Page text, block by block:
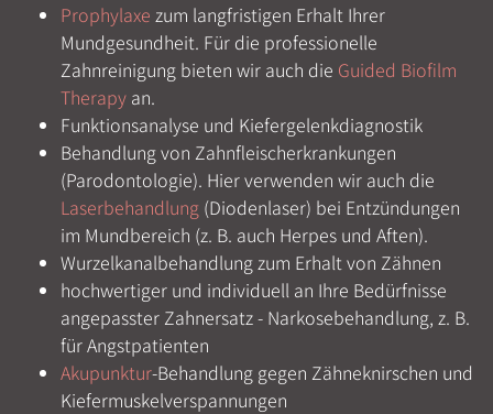
Prophylaxe zum langfristigen Erhalt Ihrer
Mundgesundheit. Für die professionelle
Zahnreinigung bieten wir auch die Guided Biofilm
Therapy an.
Funktionsanalyse und Kiefergelenkdiagnostik
Behandlung von Zahnfleischerkrankungen
(Parodontologie). Hier verwenden wir auch die
Laserbehandlung (Diodenlaser) bei Entzündungen
im Mundbereich (z. B. auch Herpes und Aften).
Wurzelkanalbehandlung zum Erhalt von Zähnen
hochwertiger und individuell an Ihre Bedürfnisse
angepasster Zahnersatz - Narkosebehandlung, z. B.
für Angstpatienten
Akupunktur-Behandlung gegen Zähneknirschen und
Kiefermuskelverspannungen